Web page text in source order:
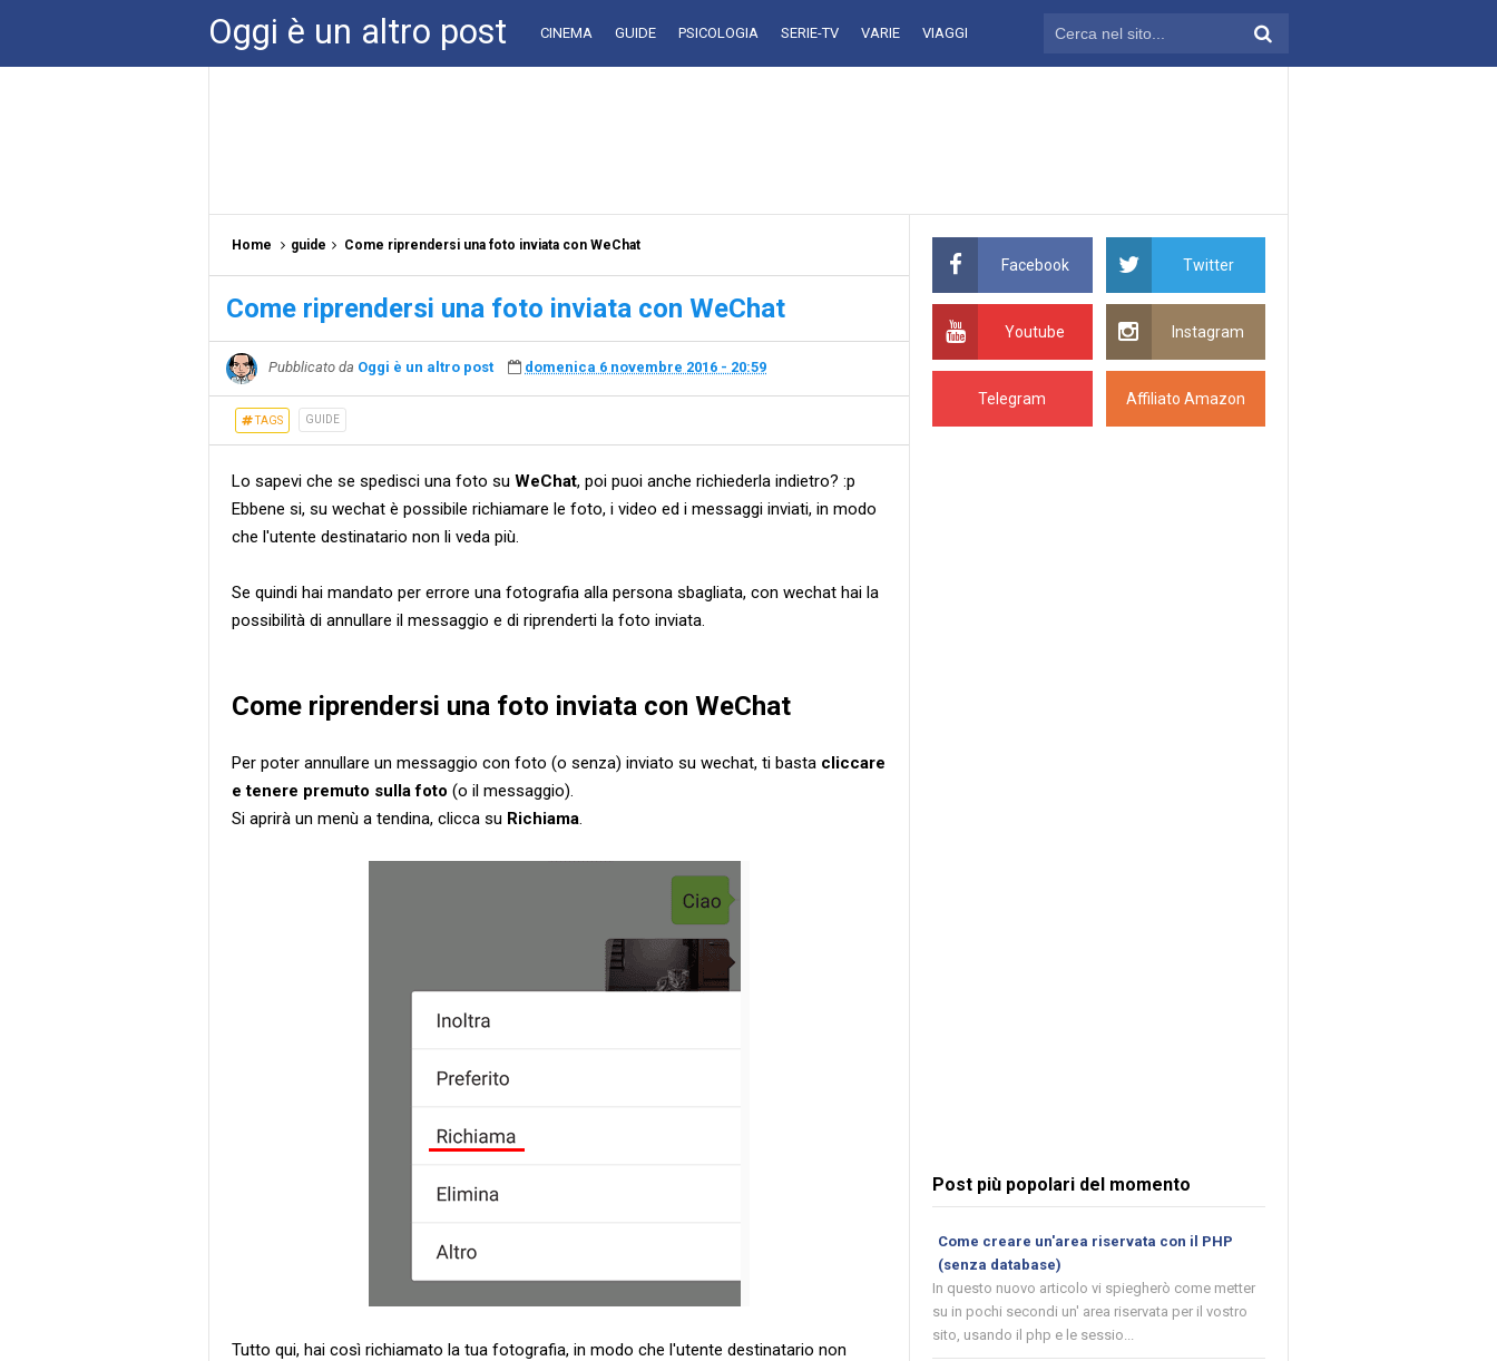
Oggi è un altro post CINEMA GUIDE PSICOLOGIA SERIE-TV VARIE VIAGGI
Home guide Come riprendersi una foto inviata con WeChat
Come riprendersi una foto inviata con WeChat
Pubblicato da Oggi è un altro post domenica 6 novembre 2016 - 20:59
TAGS GUIDE
Lo sapevi che se spedisci una foto su WeChat, poi puoi anche richiederla indietro? :p
Ebbene si, su wechat è possibile richiamare le foto, i video ed i messaggi inviati, in modo
che l'utente destinatario non li veda più.
Se quindi hai mandato per errore una fotografia alla persona sbagliata, con wechat hai la
possibilità di annullare il messaggio e di riprenderti la foto inviata.
Come riprendersi una foto inviata con WeChat
Per poter annullare un messaggio con foto (o senza) inviato su wechat, ti basta cliccare
e tenere premuto sulla foto (o il messaggio).
Si aprirà un menù a tendina, clicca su Richiama.
Tutto qui, hai così richiamato la tua fotografia, in modo che l'utente destinatario non
Facebook Twitter
Youtube Instagram
Telegram Affiliato Amazon
Post più popolari del momento
Come creare un'area riservata con il PHP
(senza database)
In questo nuovo articolo vi spiegherò come metter
su in pochi secondi un' area riservata per il vostro
sito, usando il php e le sessio...